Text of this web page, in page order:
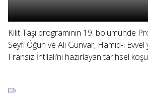
Kilit Taşı programının 19. bölümünde
Seyfi Öğün ve Ali Günvar, Hamid-i Evvel
Fransız İhtilali’ni hazırlayan tarihsel